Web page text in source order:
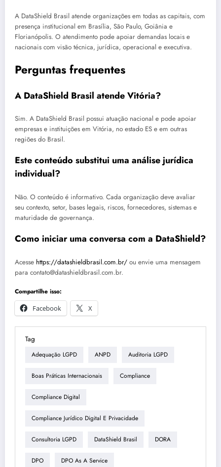
A DataShield Brasil atende organizações em todas as capitais, com
presença institucional em Brasília, São Paulo, Goiânia e
Florianópolis. O atendimento pode apoiar demandas locais e
nacionais com visão técnica, jurídica, operacional e executiva.
Perguntas frequentes
A DataShield Brasil atende Vitória?
Sim. A DataShield Brasil possui atuação nacional e pode apoiar
empresas e instituições em Vitória, no estado ES e em outras
regiões do Brasil.
Este conteúdo substitui uma análise jurídica
individual?
Não. O conteúdo é informativo. Cada organização deve avaliar
seu contexto, setor, bases legais, riscos, fornecedores, sistemas e
maturidade de governança.
Como iniciar uma conversa com a DataShield?
Acesse https://datashieldbrasil.com.br/ ou envie uma mensagem
para contato@datashieldbrasil.com.br.
Compartilhe isso:
Facebook
X
Tag
Adequação LGPD ANPD Auditoria LGPD
Boas Práticas Internacionais Compliance
Compliance Digital
Compliance Jurídico Digital E Privacidade
Consultoria LGPD DataShield Brasil DORA
DPO DPO As A Service